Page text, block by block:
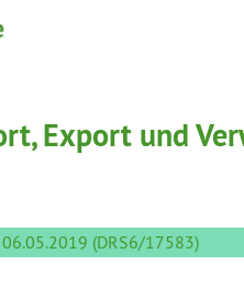
Export und
(DRS6/17583)